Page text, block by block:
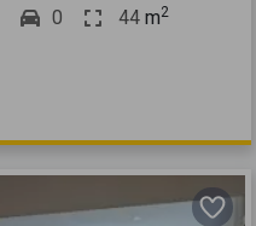
0 44 m2